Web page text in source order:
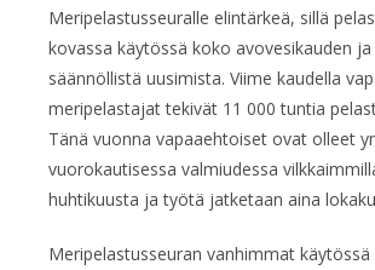
Meripelastusseuralle elintärkeä, sillä
kovassa käytössä koko avovesikauden ja
säännöllistä uusimista. Viime kaudella
meripelastajat tekivät 11 000 tuntia
Tänä vuonna vapaaehtoiset ovat olleet
vuorokautisessa valmiudessa
huhtikuusta ja työtä jatketaan aina
Meripelastusseuran vanhimmat